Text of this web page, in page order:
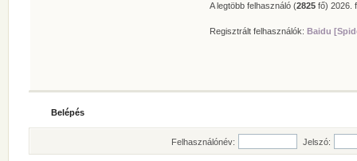
A legtöbb felhasználó (2825 fő) 2026.
Regisztrált felhasználók: Baidu
Belépés
Felhasználónév: Jelszó: